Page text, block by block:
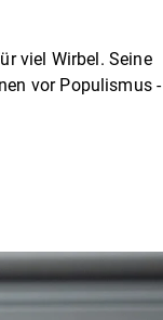
viel Wirbel. Seine
vor Populismus -